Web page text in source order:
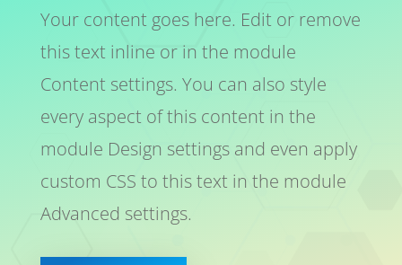
Your content goes here. Edit or remove
this text inline or in the module
Content settings. You can also style
every aspect of this content in the
module Design settings and even apply
custom CSS to this text in the module
Advanced settings.